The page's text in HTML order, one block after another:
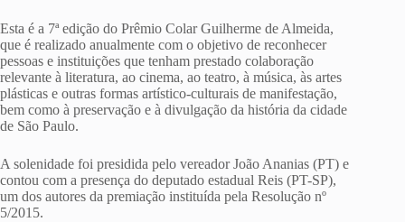
Esta é a 7ª edição do Prêmio Colar Guilherme de Almeida,
que é realizado anualmente com o objetivo de reconhecer
pessoas e instituições que tenham prestado colaboração
relevante à literatura, ao cinema, ao teatro, à música, às artes
plásticas e outras formas artístico-culturais de manifestação,
bem como à preservação e à divulgação da história da cidade
de São Paulo.
A solenidade foi presidida pelo vereador João Ananias (PT) e
contou com a presença do deputado estadual Reis (PT-SP),
um dos autores da premiação instituída pela Resolução nº
5/2015.